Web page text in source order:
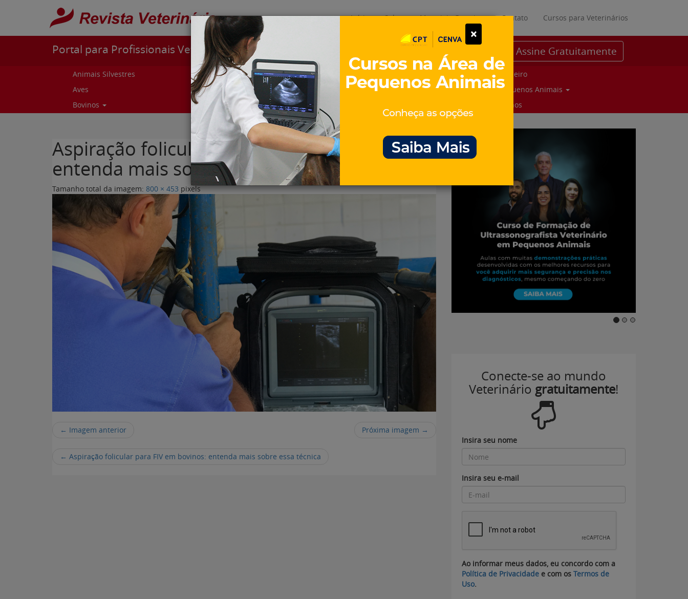
Pular para o conteúdo
Início Sobre Materiais Gratuitos Contato Cursos para Veterinários
Portal para Profissionais Veterinários Assine Gratuitamente
Animais Silvestres
Aves
Bovinos
Caprinos e ovinos
Curiosidades
Cursos e Eventos
Equinos
Parceiro
Pequenos Animais
Suinos
Aspiração folicular para FIV em bovinos
entenda mais sobre essa técnica – Artigo
Tamanho total da imagem: 800 × 453 pixels
← Imagem anterior Próxima imagem →
← Aspiração folicular para FIV em bovinos: entenda mais sobre essa técnica
Conecte-se ao mundo
Veterinário gratuitamente!
Insira seu nome
Insira seu e-mail
Ao informar meus dados, eu concordo com a
Política de Privacidade e com os Termos de
Uso.
×